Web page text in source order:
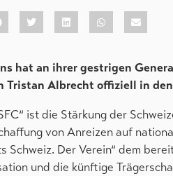
hat an ihrer gestrigen
Albrecht offiziell in
ist die Stärkung der
von Anreizen auf
Der Verein“ dem
und die künftige